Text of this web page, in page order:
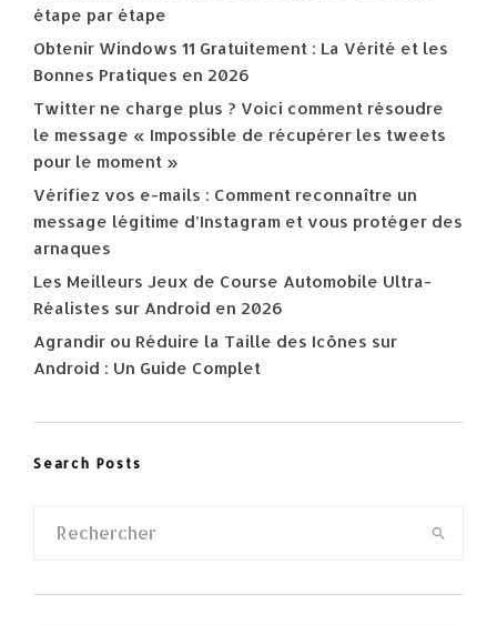
étape par étape
Obtenir Windows 11 Gratuitement : La Vérité et les
Bonnes Pratiques en 2026
Twitter ne charge plus ? Voici comment résoudre
le message « Impossible de récupérer les tweets
pour le moment »
Vérifiez vos e-mails : Comment reconnaître un
message légitime d’Instagram et vous protéger des
arnaques
Les Meilleurs Jeux de Course Automobile Ultra-
Réalistes sur Android en 2026
Agrandir ou Réduire la Taille des Icônes sur
Android : Un Guide Complet
Search Posts